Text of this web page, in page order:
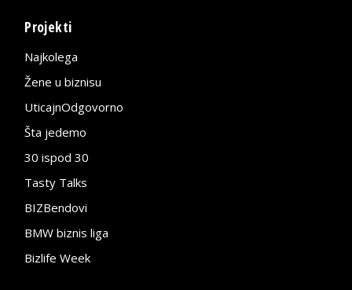
Projekti
Najkolega
Žene u biznisu
UticajnOdgovorno
Šta jedemo
30 ispod 30
Tasty Talks
BIZBendovi
BMW biznis liga
Bizlife Week